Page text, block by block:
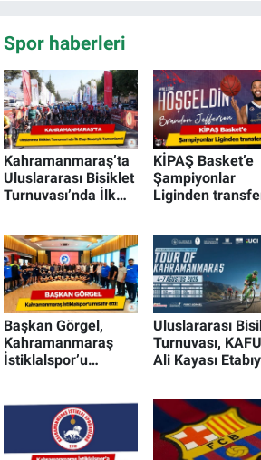
Spor haberleri
Kahramanmaraş’ta
Uluslararası Bisiklet
Turnuvası’nda İlk
KİPAŞ Basket’e
Şampiyonlar
Liginden
Başkan Görgel,
Kahramanmaraş
İstiklalspor’u
Uluslararası
Turnuvası,
Ali Kayası